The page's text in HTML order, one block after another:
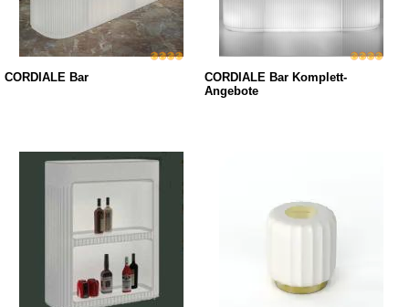
CORDIALE Bar
CORDIALE Bar Komplett-
Angebote